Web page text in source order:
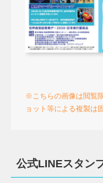
※こちらの画像は閲覧
ョット等による複製は
公式LINEスタン